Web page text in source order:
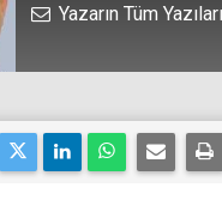
Yazarın Tüm